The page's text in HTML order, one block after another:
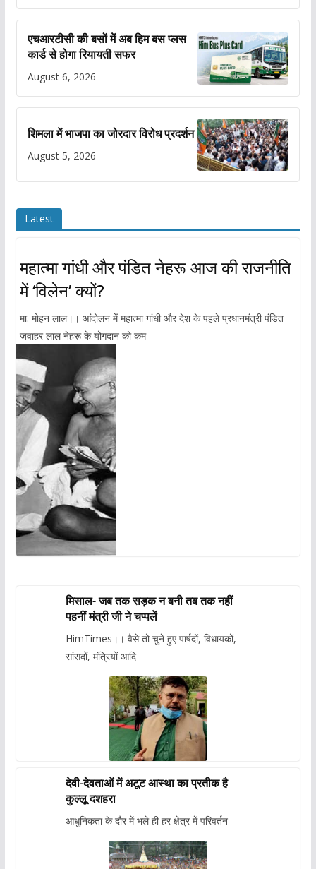
एचआरटीसी की बसों में अब हिम बस प्लस
कार्ड से होगा रियायती सफर
August 6, 2026
शिमला में भाजपा का जोरदार विरोध प्रदर्शन
August 5, 2026
Latest
महात्मा गांधी और पंडित नेहरू आज की राजनीति
में ‘विलेन’ क्यों?
मा. मोहन लाल।। आंदोलन में महात्मा गांधी और देश के पहले प्रधानमंत्री पंडित
जवाहर लाल नेहरू के योगदान को कम
मिसाल- जब तक सड़क न बनी तब तक नहीं
पहनीं मंत्री जी ने चप्पलें
HimTimes।। वैसे तो चुने हुए पार्षदों, विधायकों,
सांसदों, मंत्रियों आदि
देवी-देवताओं में अटूट आस्था का प्रतीक है
कुल्लू दशहरा
आधुनिकता के दौर में भले ही हर क्षेत्र में परिवर्तन